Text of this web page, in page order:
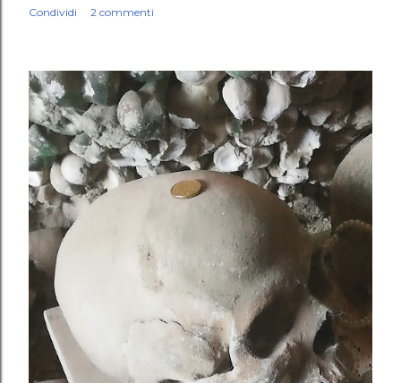
Condividi 2 commenti